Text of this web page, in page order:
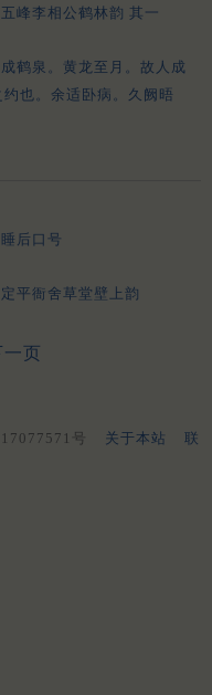
峰李相公鹤林韵 其一
鹤泉。黄龙至月。故人成
也。余适卧病。久阙晤
后口号
平衙舍草堂壁上韵
一页
号 关于本站
联